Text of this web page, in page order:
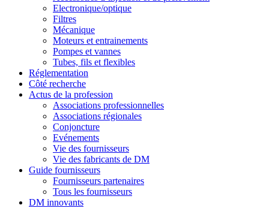
Electronique/optique
Filtres
Mécanique
Moteurs et entrainements
Pompes et vannes
Tubes, fils et flexibles
Réglementation
Côté recherche
Actus de la profession
Associations professionnelles
Associations régionales
Conjoncture
Evénements
Vie des fournisseurs
Vie des fabricants de DM
Guide fournisseurs
Fournisseurs partenaires
Tous les fournisseurs
DM innovants